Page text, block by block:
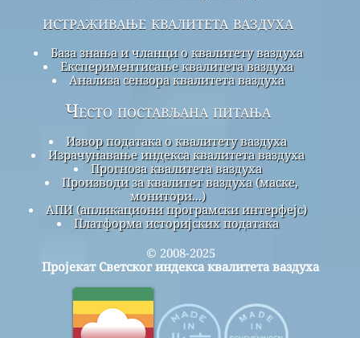
истраживање квалитета ваздуха
База знања и чланци о квалитету ваздуха
Експериментисање квалитета ваздуха
Анализа сензора квалитета ваздуха
Често постављана питања
Извор података о квалитету ваздуха
Израчунавање индекса квалитета ваздуха
Прогноза квалитета ваздуха
Производи за квалитет ваздуха (маске,
монитори...)
АПИ (апликациони програмски интерфејс)
Платформа историјских података
© 2008-2025
Пројекат Светског индекса квалитета ваздуха